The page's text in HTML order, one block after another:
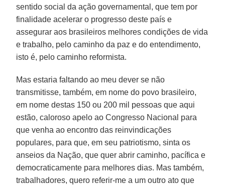
sentido social da ação governamental, que tem por
finalidade acelerar o progresso deste país e
assegurar aos brasileiros melhores condições de vida
e trabalho, pelo caminho da paz e do entendimento,
isto é, pelo caminho reformista.
Mas estaria faltando ao meu dever se não
transmitisse, também, em nome do povo brasileiro,
em nome destas 150 ou 200 mil pessoas que aqui
estão, caloroso apelo ao Congresso Nacional para
que venha ao encontro das reinvindicações
populares, para que, em seu patriotismo, sinta os
anseios da Nação, que quer abrir caminho, pacífica e
democraticamente para melhores dias. Mas também,
trabalhadores, quero referir-me a um outro ato que